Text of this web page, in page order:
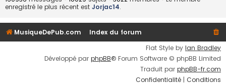
enregistré le plus récent est Jorjac14.
MusiqueDePub.com
Index du forum
Flat Style by Ian Bradley
Développé par phpBB® Forum Software © phpBB Limited
Traduit par phpBB-fr.com
Confidentialité | Conditions